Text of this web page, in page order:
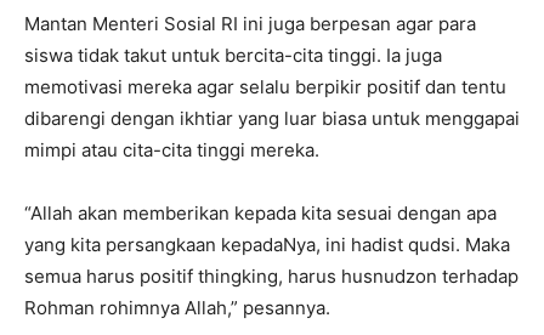
Mantan Menteri Sosial RI ini juga berpesan agar para
siswa tidak takut untuk bercita-cita tinggi. Ia juga
memotivasi mereka agar selalu berpikir positif dan tentu
dibarengi dengan ikhtiar yang luar biasa untuk menggapai
mimpi atau cita-cita tinggi mereka.
“Allah akan memberikan kepada kita sesuai dengan apa
yang kita persangkaan kepadaNya, ini hadist qudsi. Maka
semua harus positif thingking, harus husnudzon terhadap
Rohman rohimnya Allah,” pesannya.